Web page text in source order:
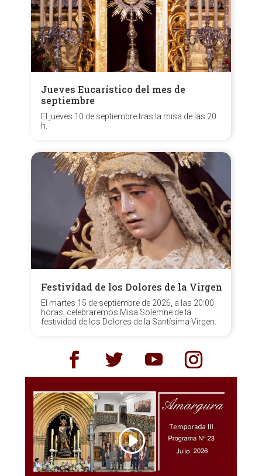
Jueves Eucarístico del mes de
septiembre
El jueves 10 de septiembre tras la misa de las 20
h.
Festividad de los Dolores de la Virgen
El martes 15 de septiembre de 2026, a las 20:00
horas, celebraremos Misa Solemne de la
festividad de los Dolores de la Santísima Virgen.